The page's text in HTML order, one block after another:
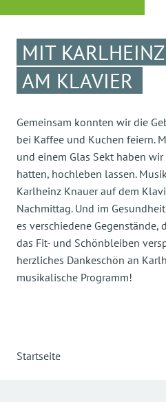
MIT
AM KLAVIER
Gemeinsam konnten wir die
bei Kaffee und Kuchen feiern.
und einem Glas Sekt haben
hatten, hochleben lassen.
Karlheinz Knauer auf dem
Nachmittag. Und im
es verschiedene Gegenstände,
das Fit- und Schönbleiben
herzliches Dankeschön an
musikalische Programm!
Startseite